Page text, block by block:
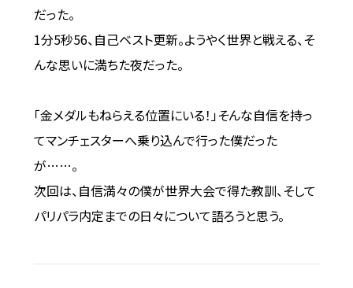
だった。
1分5秒56、自己ベスト更新。ようやく世界と戦える、そ
んな思いに満ちた夜だった。
「金メダルもねらえる位置にいる！」そんな自信を持っ
てマンチェスターへ乗り込んで行った僕だった
が……。
次回は、自信満々の僕が世界大会で得た教訓、そして
パリパラ内定までの日々について語ろうと思う。